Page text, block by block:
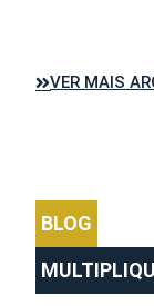
VER MAIS
BLOG